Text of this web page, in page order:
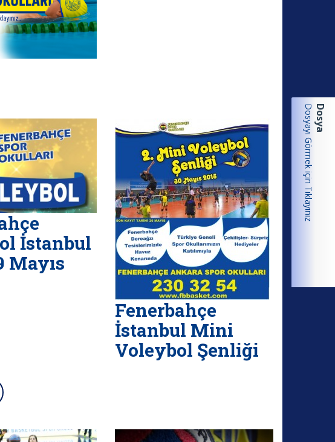
İstanbul
Mayıs
Fenerbahçe
İstanbul Mini
Voleybol Şenliği
Dosya
Dosyayı Görmek için Tıklayınız